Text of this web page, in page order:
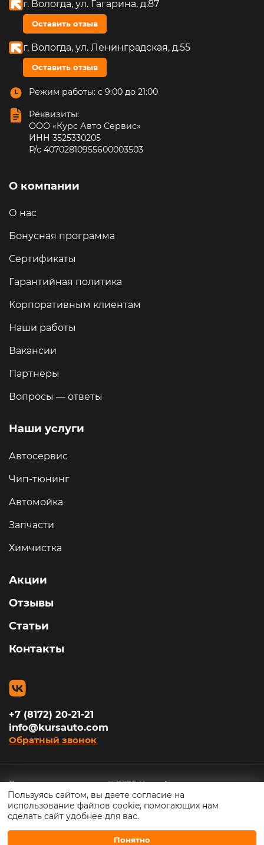
г. Вологда, ул. Гагарина, д.87
Оставить отзыв
г. Вологда, ул. Ленинградская, д.55
Оставить отзыв
Режим работы: с 9:00 до 21:00
Реквизиты:
ООО «Курс Авто Сервис»
ИНН 3525330205
Р/с 40702810955600003503
О компании
О нас
Бонусная программа
Сертификаты
Гарантийная политика
Корпоративным клиентам
Наши работы
Вакансии
Партнеры
Вопросы — ответы
Наши услуги
Автосервис
Чип-тюнинг
Автомойка
Запчасти
Химчистка
Акции
Отзывы
Статьи
Контакты
+7 (8172) 20-21-21
info@kursauto.com
Обратный звонок
Все права защищены © 2026 Курс Авто
Политика конфиденциальности
Пользуясь сайтом, вы даете согласие на
использование файлов cookie, помогающих нам
сделать сайт удобнее для вас.
Понятно